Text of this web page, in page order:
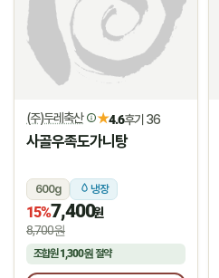
(주)두레축산 ★4.6후기 36
사골우족도가니탕
600g 냉장
15%7,400원
8,700원
조합원1,300원 절약